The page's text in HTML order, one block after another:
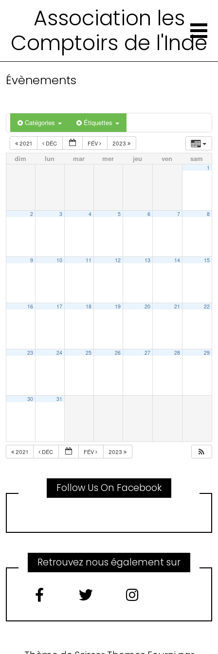
Association les
Comptoirs de l'Inde
Évènements
Catégories Étiquettes
2021 DÉC FÉV 2023
dim lun mar mer jeu ven sam
1
2 3 4 5 6 7 8
9 10 11 12 13 14 15
16 17 18 19 20 21 22
23 24 25 26 27 28 29
30 31
2021 DÉC FÉV 2023
Follow Us On Facebook
Retrouvez nous également sur